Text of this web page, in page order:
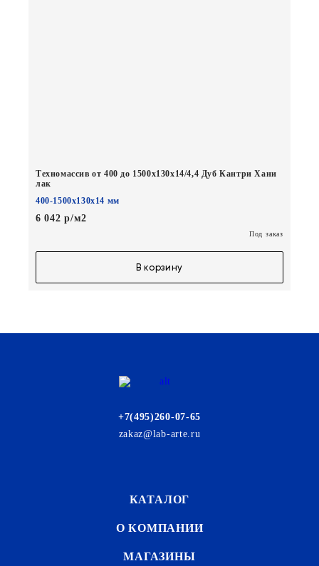
Техномассив от 400 до 1500х130х14/4,4 Дуб Кантри Хани
лак
400-1500х130х14 мм
6 042 р/м2
Под заказ
В корзину
+7(495)260-07-65
zakaz@lab-arte.ru
КАТАЛОГ
О КОМПАНИИ
МАГАЗИНЫ